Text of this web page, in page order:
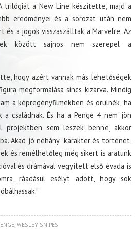
trilógiát a New Line készítette, majd a
eredményei és a sorozat után nem
a jogok visszaszálltak a Marvelre. Az
között sajnos nem szerepel a
hogy azért vannak más lehetőségek
megformálása sincs kizárva. Mindig
a képregényfilmekben és örülnék, ha
a családnak. És ha a Penge 4 nem jön
projektben sem leszek benne, akkor
Akad jó néhány karakter és történet,
és remélhetőleg még sikert is aratunk
és drámával vegyített első évada is
ráadásul esélyt adott, hogy sok
,WESLEY SNIPES